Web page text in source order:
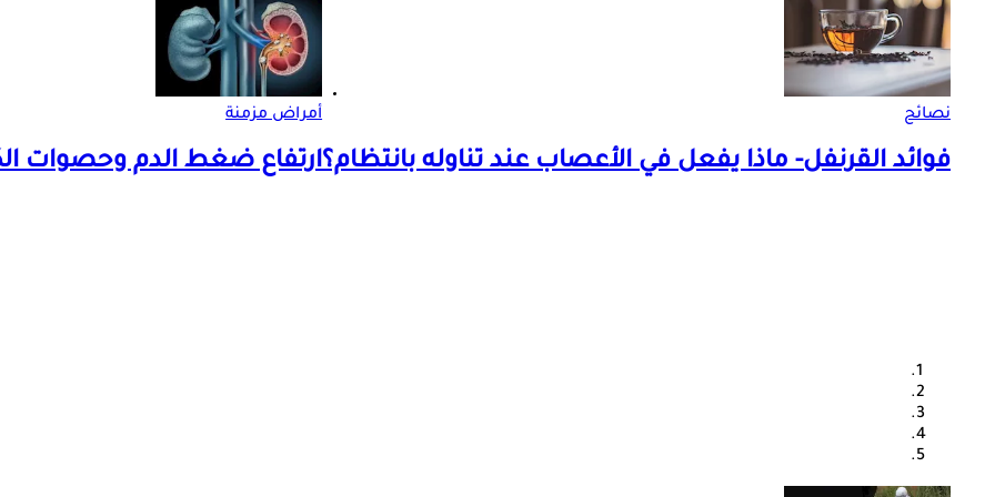
نصائح
فوائد القرنفل- ماذا يفعل في الأعصاب عند تناوله بانتظام؟
أمراض مزمنة
ارتفاع ضغط الدم وحصوات